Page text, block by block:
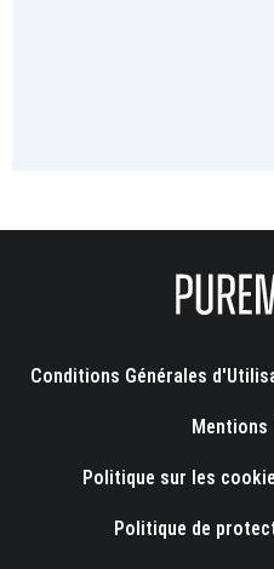
Conditions Générales
Mentions
Politique sur les
Politique de